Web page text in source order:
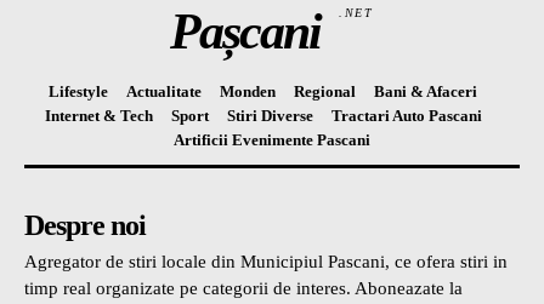
Pașcani .NET
Lifestyle Actualitate Monden Regional
Bani & Afaceri
Internet & Tech
Sport Stiri Diverse
Tractari Auto Pascani
Artificii Evenimente Pascani
Despre noi
Agregator de stiri locale din Municipiul Pascani, ce ofera stiri in
timp real organizate pe categorii de interes. Aboneazate la